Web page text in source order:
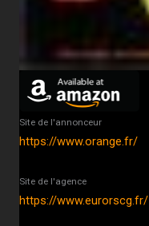
Site de l'annonceur
https://www.orange.fr/
Site de l'agence
https://www.eurorscg.fr/